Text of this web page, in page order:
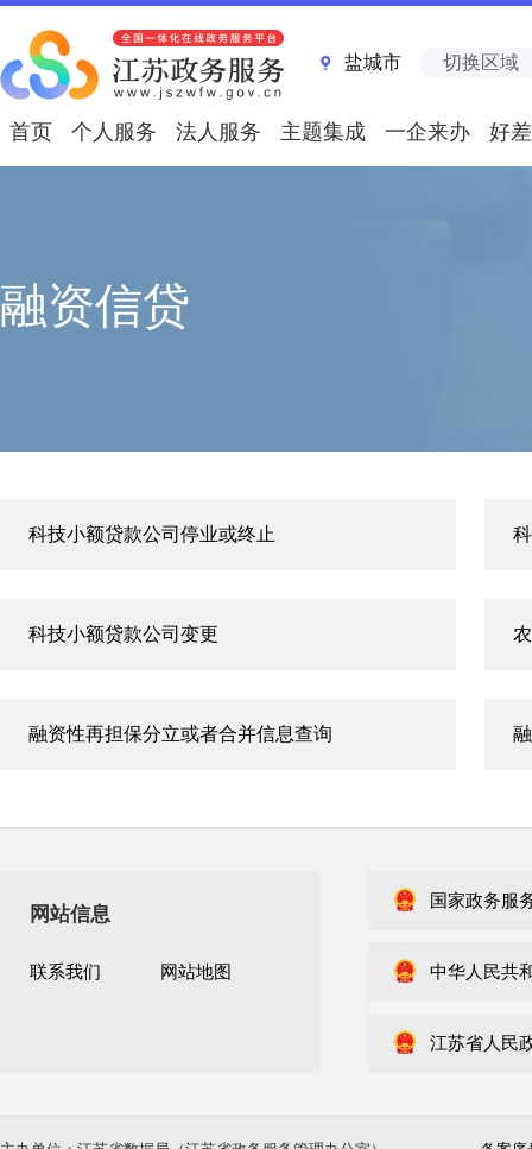
盐城市 切换区域
首页 个人服务 法人服务 主题集成 一企来办 好
融资信贷
科技小额贷款公司停业或终止
科技小额贷款公司变更
融资性再担保分立或者合并信息查询
网站信息
联系我们 网站地图
国家政务服
中华人民共
江苏省人民